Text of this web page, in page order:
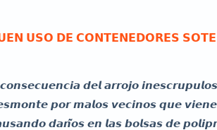
𝗨𝗦𝗢 𝗗𝗘 𝗖𝗢𝗡𝗧𝗘𝗡𝗘𝗗𝗢𝗥𝗘𝗦
𝙙𝙚𝙡 𝙖𝙧𝙧𝙤𝙟𝙤
𝙥𝙤𝙧 𝙢𝙖𝙡𝙤𝙨 𝙫𝙚𝙘𝙞𝙣𝙤𝙨 𝙦𝙪𝙚
𝙙𝙖𝙣̃𝙤𝙨 𝙚𝙣 𝙡𝙖𝙨 𝙗𝙤𝙡𝙨𝙖𝙨 𝙙𝙚